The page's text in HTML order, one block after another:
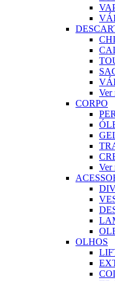
Ver
CORPO
Ver
OLHOS